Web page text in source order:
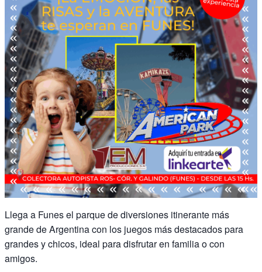
Llega a Funes el parque de diversiones itinerante más
grande de Argentina con los juegos más destacados para
grandes y chicos, ideal para disfrutar en familia o con
amigos.